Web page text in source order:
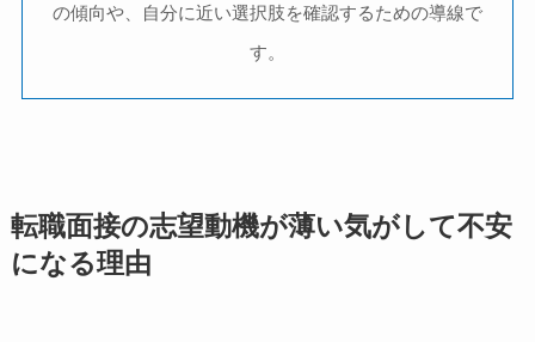
の傾向や、自分に近い選択肢を確認するための導線で
す。
転職面接の志望動機が薄い気がして不安
になる理由